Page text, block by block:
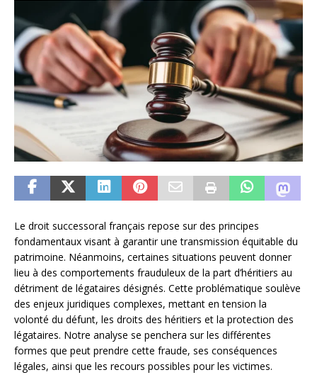
Le droit successoral français repose sur des principes
fondamentaux visant à garantir une transmission équitable du
patrimoine. Néanmoins, certaines situations peuvent donner
lieu à des comportements frauduleux de la part d’héritiers au
détriment de légataires désignés. Cette problématique soulève
des enjeux juridiques complexes, mettant en tension la
volonté du défunt, les droits des héritiers et la protection des
légataires. Notre analyse se penchera sur les différentes
formes que peut prendre cette fraude, ses conséquences
légales, ainsi que les recours possibles pour les victimes.